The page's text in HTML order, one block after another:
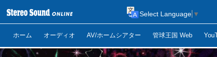
ホーム オーディオ AV/ホームシアター 管球王国 Web
Select Language ▼